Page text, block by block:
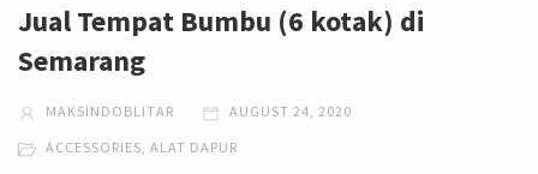
Jual Tempat Bumbu (6 kotak) di
Semarang
MAKSINDOBLITAR AUGUST 24, 2020
ACCESSORIES, ALAT DAPUR